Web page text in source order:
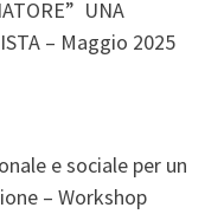
UNA
– Maggio 2025
e sociale per un
– Workshop